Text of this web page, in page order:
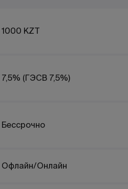
1000 KZT
7,5% (ГЭСВ 7,5%)
Бессрочно
Офлайн/Онлайн